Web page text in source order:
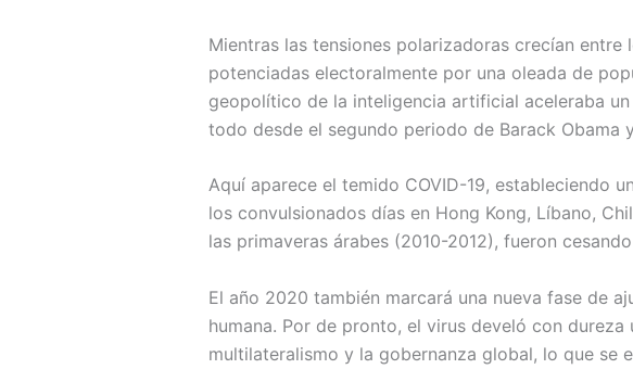
Mientras las tensiones polarizadoras crecían
potenciadas electoralmente por una oleada de
geopolítico de la inteligencia artificial aceleraba
todo desde el segundo periodo de Barack Obama
Aquí aparece el temido COVID-19, estableciendo
los convulsionados días en Hong Kong, Líbano,
las primaveras árabes (2010-2012), fueron
El año 2020 también marcará una nueva fase de
humana. Por de pronto, el virus develó con
multilateralismo y la gobernanza global, lo que se